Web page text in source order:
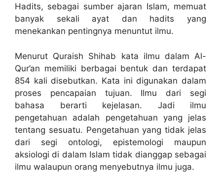
Hadits, sebagai sumber ajaran Islam, memuat
banyak sekali ayat dan hadits yang
menekankan pentingnya menuntut ilmu.
Menurut Quraish Shihab kata ilmu dalam Al-
Qur’an memiliki berbagai bentuk dan terdapat
854 kali disebutkan. Kata ini digunakan dalam
proses pencapaian tujuan. Ilmu dari segi
bahasa berarti kejelasan. Jadi ilmu
pengetahuan adalah pengetahuan yang jelas
tentang sesuatu. Pengetahuan yang tidak jelas
dari segi ontologi, epistemologi maupun
aksiologi di dalam Islam tidak dianggap sebagai
ilmu walaupun orang menyebutnya ilmu juga.